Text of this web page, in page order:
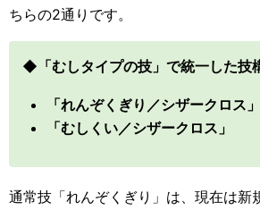
ちらの2通りです。
◆「むしタイプの技」で統一した技
「れんぞくぎり／シザークロス」
「むしくい／シザークロス」
通常技「れんぞくぎり」は、現在は新